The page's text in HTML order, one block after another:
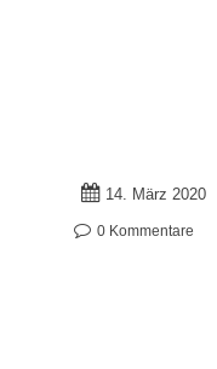
14. März 2020
0 Kommentare